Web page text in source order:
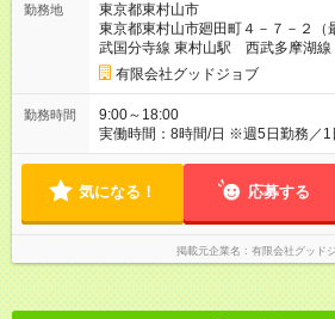
～18：00（実働8時間／休憩1時間
勤手当あり ※繁閑により月20～40時
合があります （残業代は法定通り全額支給） 【試
期間あり 試用期間の長さ：3ヶ月 ※
時と異なる部分があります。 雇用
与：月給 230,000円 ～ 270,000円 ※
考慮のうえ決定します。 ※残業代別
勤務地
東京都東村山市
東京都東村山市廻田町４－７－２（
武国分寺線 東村山駅 西武多摩湖線
有限会社グッドジョブ
勤務時間
9:00～18:00
実働時間：8時間/日 ※週5日勤務／
9：00～18：00（休憩60分） ※終
間程度 ※夏季休暇・年末年始休暇あ
気になる！ 応募する
掲載元企業名 有限会社グッド